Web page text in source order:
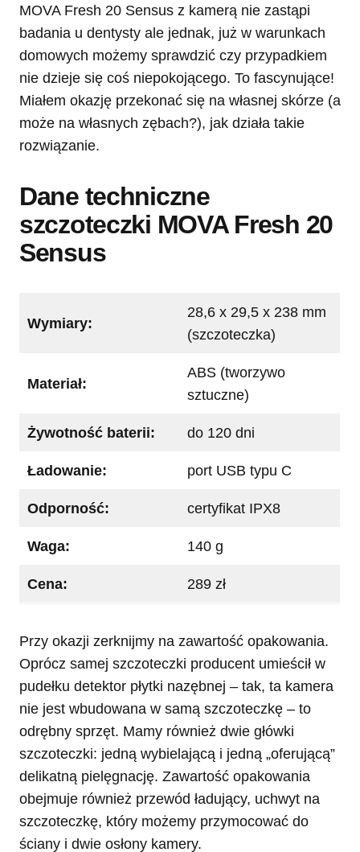
MOVA Fresh 20 Sensus z kamerą nie zastąpi
badania u dentysty ale jednak, już w warunkach
domowych możemy sprawdzić czy przypadkiem
nie dzieje się coś niepokojącego. To fascynujące!
Miałem okazję przekonać się na własnej skórze (a
może na własnych zębach?), jak działa takie
rozwiązanie.
Dane techniczne
szczoteczki MOVA Fresh 20
Sensus
Wymiary:
28,6 x 29,5 x 238 mm
(szczoteczka)
Materiał:
ABS (tworzywo
sztuczne)
Żywotność baterii: do 120 dni
Ładowanie: port USB typu C
Odporność: certyfikat IPX8
Waga: 140 g
Cena: 289 zł
Przy okazji zerknijmy na zawartość opakowania.
Oprócz samej szczoteczki producent umieścił w
pudełku detektor płytki nazębnej – tak, ta kamera
nie jest wbudowana w samą szczoteczkę – to
odrębny sprzęt. Mamy również dwie główki
szczoteczki: jedną wybielającą i jedną „oferującą”
delikatną pielęgnację. Zawartość opakowania
obejmuje również przewód ładujący, uchwyt na
szczoteczkę, który możemy przymocować do
ściany i dwie osłony kamery.